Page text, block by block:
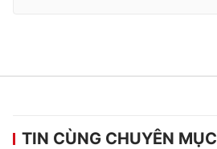
TIN CÙNG CHUYÊN MỤC